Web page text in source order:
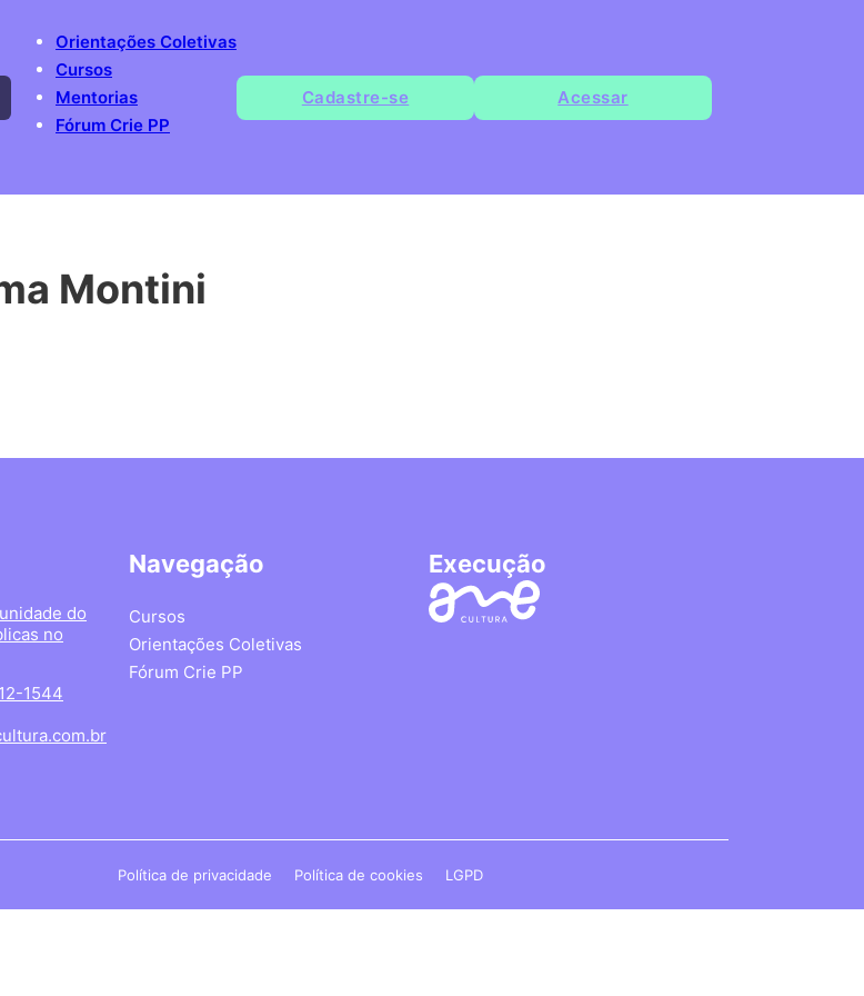
Orientações Coletivas
Cursos
Mentorias
Fórum Crie PP
Cadastre-se Acessar
Montini
do
no
1544
Navegação
Cursos
Orientações Coletivas
Fórum Crie PP
Execução
Política de privacidade Política de cookies LGPD